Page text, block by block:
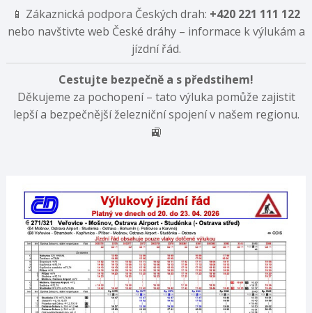
📱 Zákaznická podpora Českých drah: +420 221 111 122
nebo navštivte web České dráhy – informace k výlukám a
jízdní řád.
Cestujte bezpečně a s předstihem!
Děkujeme za pochopení – tato výluka pomůže zajistit
lepší a bezpečnější železniční spojení v našem regionu.
🚉